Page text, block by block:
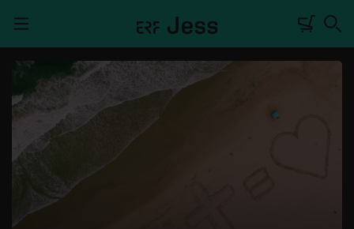
TALKWERK
REPORTAGE
RADIO
DEINE APP